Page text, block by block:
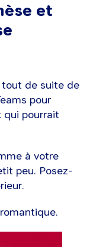
et
tout de suite de
pour
qui pourrait
à votre
peu. Posez-